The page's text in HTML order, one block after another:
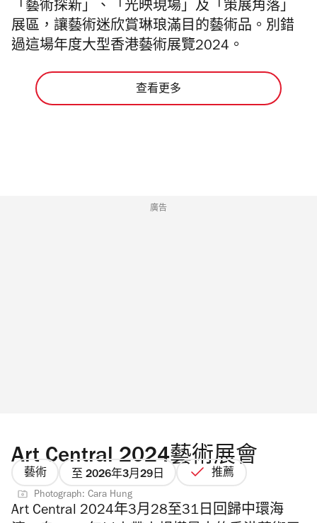
「藝術探新」、「光映現場」及「策展角落」
展區，讓藝術迷欣賞琳琅滿目的藝術品。別錯
過這場年度大型香港藝術展覽2024。
查看更多
廣告
Art Central 2024藝術展會
藝術 至 2026年3月29日 推薦
Photograph: Cara Hung
Art Central 2024年3月28至31日回歸中環海